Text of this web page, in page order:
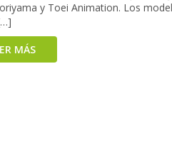
y Toei Animation. Los
MÁS